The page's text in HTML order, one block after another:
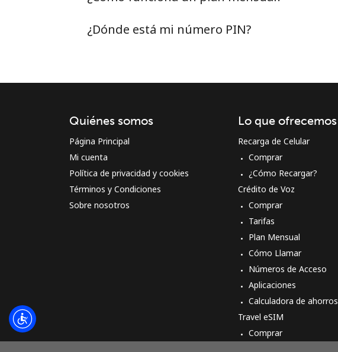
¿Dónde está mi número PIN?
Quiénes somos
Página Principal
Mi cuenta
Política de privacidad y cookies
Términos y Condiciones
Sobre nosotros
Lo que ofrecemos
Recarga de Celular
Comprar
¿Cómo Recargar?
Crédito de Voz
Comprar
Tarifas
Plan Mensual
Cómo Llamar
Números de Acceso
Aplicaciones
Calculadora de ahorros
Travel eSIM
Comprar